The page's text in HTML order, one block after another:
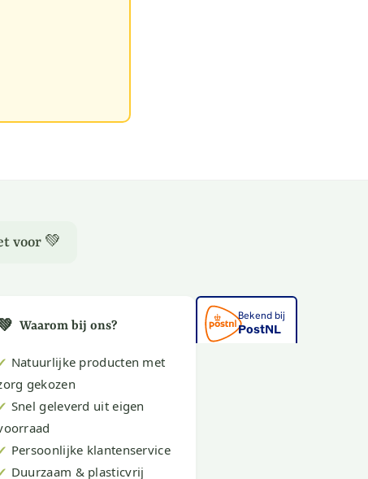
voor 💚
Waarom bij ons?
Natuurlijke producten met
gekozen
Snel geleverd uit eigen
Persoonlijke klantenservice
Duurzaam & plasticvrij